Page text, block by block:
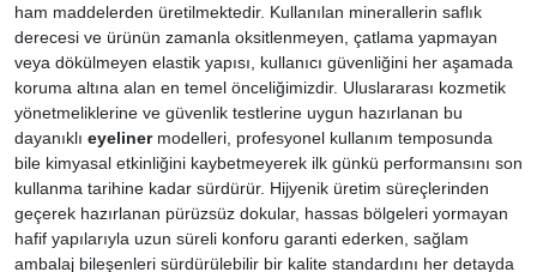
ham maddelerden üretilmektedir. Kullanılan minerallerin saflık
derecesi ve ürünün zamanla oksitlenmeyen, çatlama yapmayan
veya dökülmeyen elastik yapısı, kullanıcı güvenliğini her aşamada
koruma altına alan en temel önceliğimizdir. Uluslararası kozmetik
yönetmeliklerine ve güvenlik testlerine uygun hazırlanan bu
dayanıklı eyelinermodelleri, profesyonel kullanım temposunda
bile kimyasal etkinliğini kaybetmeyerek ilk günkü performansını son
kullanma tarihine kadar sürdürür. Hijyenik üretim süreçlerinden
geçerek hazırlanan pürüzsüz dokular, hassas bölgeleri yormayan
hafif yapılarıyla uzun süreli konforu garanti ederken, sağlam
ambalaj bileşenleri sürdürülebilir bir kalite standardını her detayda